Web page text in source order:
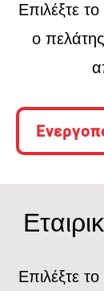
Επιλέξτε
ο
Επιλέξτε